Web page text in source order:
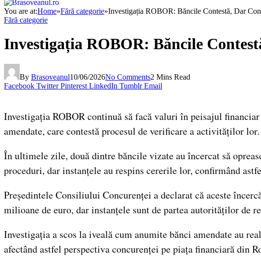
You are at:Home»Fără categorie»Investigația ROBOR: Băncile Contestă, Dar
Fără categorie
Investigația ROBOR: Băncile
By Brasoveanul10/06/2026No Comments2 Mins Read
Facebook Twitter Pinterest LinkedIn Tumblr Email
Investigația ROBOR continuă să facă valuri în peisajul
amendate, care contestă procesul de verificare a activităților lor.
În ultimele zile, două dintre băncile vizate au încercat să
proceduri, dar instanțele au respins cererile lor, confirmând
Președintele Consiliului Concurenței a declarat că aceste
milioane de euro, dar instanțele sunt de partea autorităților de
Investigația a scos la iveală cum anumite bănci amendate au
afectând astfel perspectiva concurenței pe piața financiară din